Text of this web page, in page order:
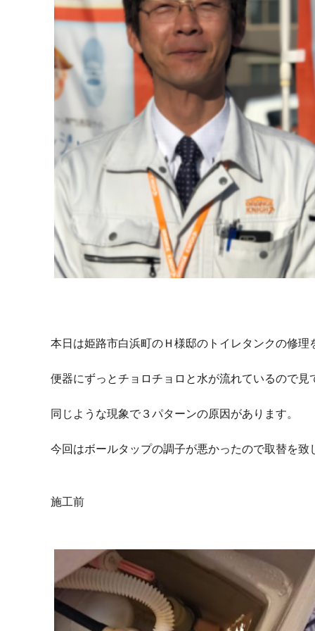
本日は姫路市白浜町のＨ様邸のトイレタンクの修理
便器にずっとチョロチョロと水が流れているので
同じような現象で３パターンの原因があります。
今回はボールタップの調子が悪かったので取替を致
施工前